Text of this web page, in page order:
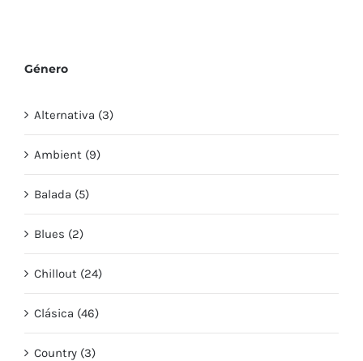
Género
Alternativa (3)
Ambient (9)
Balada (5)
Blues (2)
Chillout (24)
Clásica (46)
Country (3)